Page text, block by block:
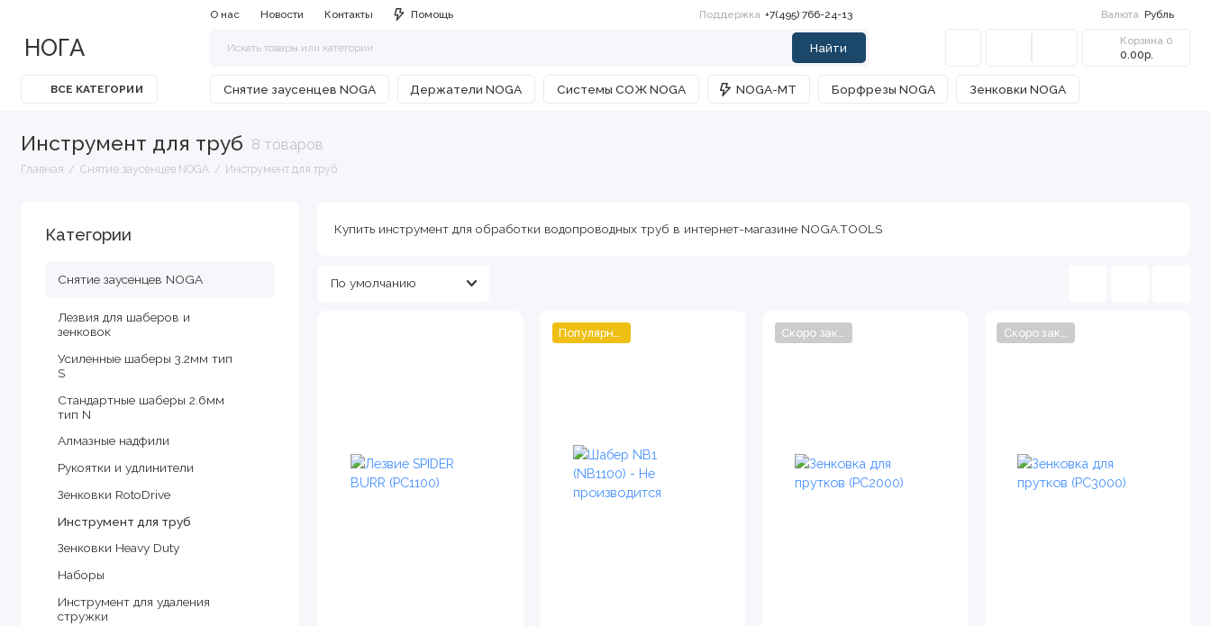
О нас Новости Контакты Помощь Поддержка +7(495) 766-24-13 Валюта Рубль
НОГА Найти
Корзина 0
0.00р.
ВСЕ КАТЕГОРИИ Снятие заусенцев NOGA Держатели NOGA Системы СОЖ NOGA NOGA-MT Борфрезы NOGA Зенковки NOGA
Инструмент для труб 8 товаров
Главная Снятие заусенцев NOGA Инструмент для труб
Категории
Снятие заусенцев NOGA
Лезвия для шаберов и
зенковок
Усиленные шаберы 3.2мм тип
S
Стандартные шаберы 2.6мм
тип N
Алмазные надфили
Рукоятки и удлинители
Зенковки RotoDrive
Инструмент для труб
Зенковки Heavy Duty
Наборы
Инструмент для удаления
стружки
Купить инструмент для обработки водопроводных труб в интернет-магазине NOGA.TOOLS
Популярный Скоро закончится Скоро закончится